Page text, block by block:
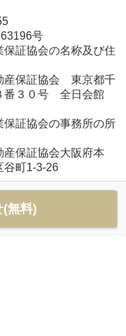
号
証協会の名称及び住
産保証協会 東京都千
番３０号 全日会館
証協会の事務所の所
保証協会大阪府本
町1-3-26
(無料)